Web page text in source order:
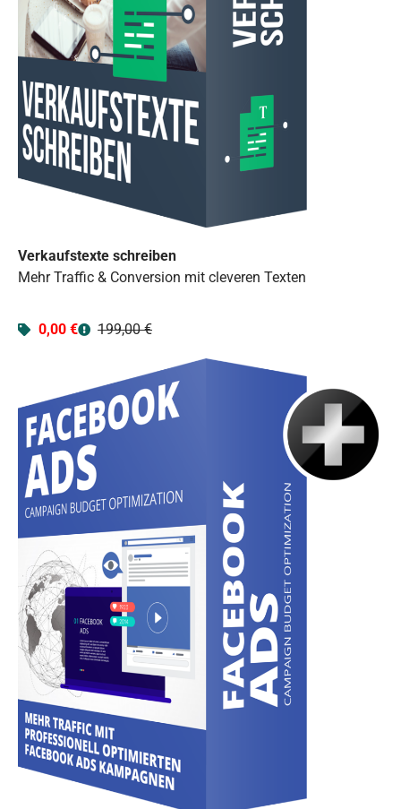
Verkaufstexte schreiben
Mehr Traffic & Conversion mit cleveren Texten
0,00 € 199,00 €